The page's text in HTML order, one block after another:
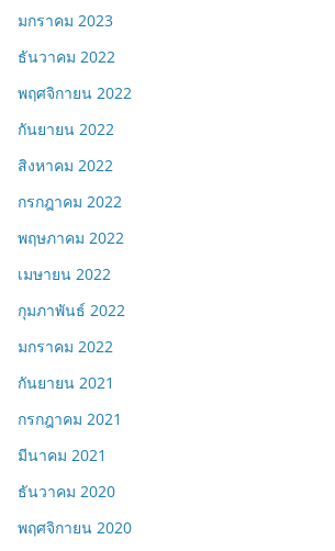
มกราคม 2023
ธันวาคม 2022
พฤศจิกายน 2022
กันยายน 2022
สิงหาคม 2022
กรกฎาคม 2022
พฤษภาคม 2022
เมษายน 2022
กุมภาพันธ์ 2022
มกราคม 2022
กันยายน 2021
กรกฎาคม 2021
มีนาคม 2021
ธันวาคม 2020
พฤศจิกายน 2020